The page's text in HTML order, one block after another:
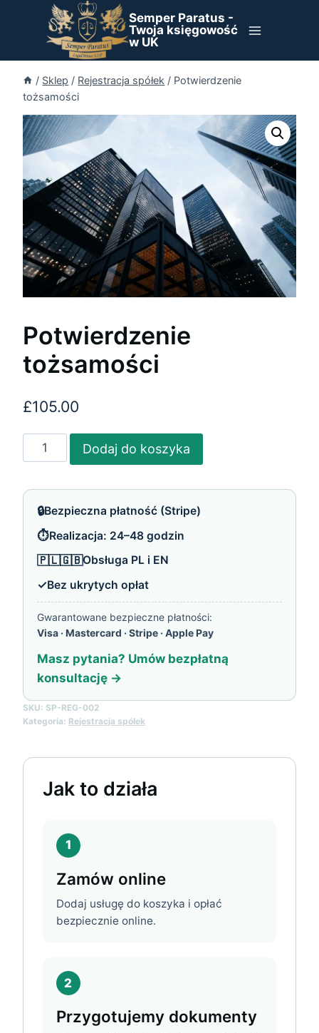
Semper Paratus -
Twoja księgowość
w UK
/ Sklep / Rejestracja spółek / Potwierdzenie
tożsamości
Potwierdzenie
tożsamości
£105.00
ilość
Potwierdzenie
Dodaj do koszyka
🔒Bezpieczna płatność (Stripe)
⏱️Realizacja: 24–48 godzin
🇵🇱🇬🇧Obsługa PL i EN
✓Bez ukrytych opłat
Gwarantowane bezpieczne płatności:
Visa · Mastercard · Stripe · Apple Pay
Masz pytania? Umów bezpłatną
konsultację →
SKU: SP-REG-002
Kategoria: Rejestracja spółek
Jak to działa
1
Zamów online
Dodaj usługę do koszyka i opłać
bezpiecznie online.
2
Przygotujemy dokumenty